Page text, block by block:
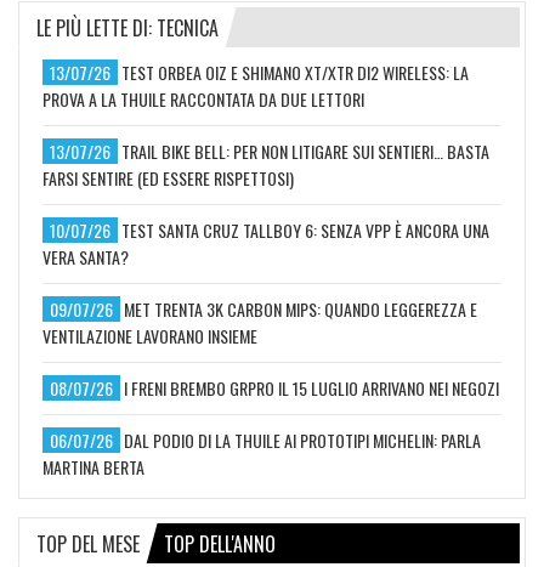
LE PIÙ LETTE DI: TECNICA
13/07/26 TEST ORBEA OIZ E SHIMANO XT/XTR DI2 WIRELESS: LA
PROVA A LA THUILE RACCONTATA DA DUE LETTORI
13/07/26 TRAIL BIKE BELL: PER NON LITIGARE SUI SENTIERI… BASTA
FARSI SENTIRE (ED ESSERE RISPETTOSI)
10/07/26 TEST SANTA CRUZ TALLBOY 6: SENZA VPP È ANCORA UNA
VERA SANTA?
09/07/26 MET TRENTA 3K CARBON MIPS: QUANDO LEGGEREZZA E
VENTILAZIONE LAVORANO INSIEME
08/07/26 I FRENI BREMBO GRPRO IL 15 LUGLIO ARRIVANO NEI NEGOZI
06/07/26 DAL PODIO DI LA THUILE AI PROTOTIPI MICHELIN: PARLA
MARTINA BERTA
TOP DEL MESE TOP DELL'ANNO